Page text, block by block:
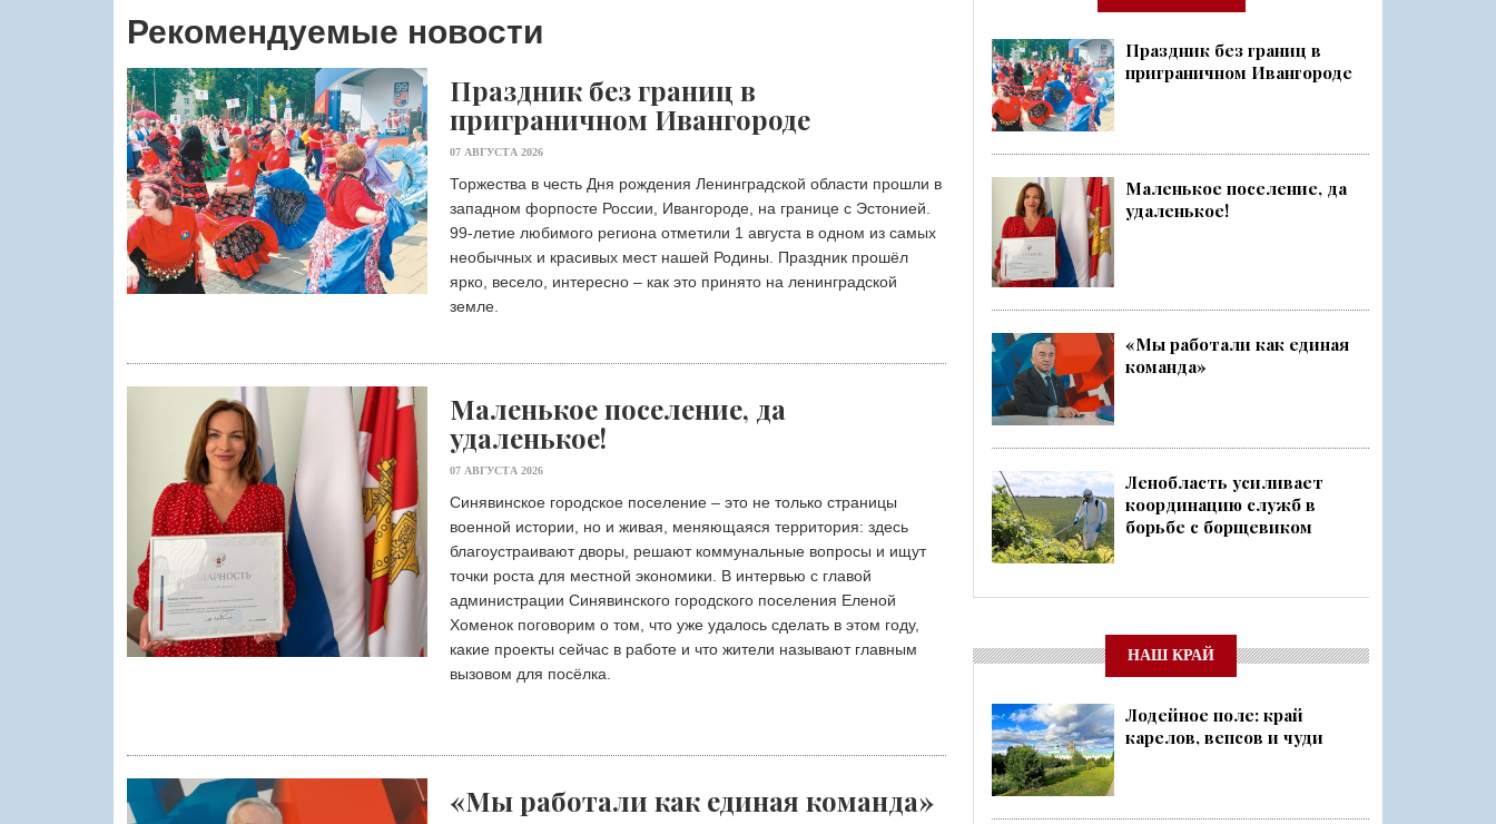
Рекомендуемые новости
Праздник без границ в
приграничном Ивангороде
07 АВГУСТА 2026
Торжества в честь Дня рождения Ленинградской области прошли в
западном форпосте России, Ивангороде, на границе с Эстонией.
99-летие любимого региона отметили 1 августа в одном из самых
необычных и красивых мест нашей Родины. Праздник прошёл
ярко, весело, интересно – как это принято на ленинградской
земле.
Маленькое поселение, да
удаленькое!
07 АВГУСТА 2026
Синявинское городское поселение – это не только страницы
военной истории, но и живая, меняющаяся территория: здесь
благоустраивают дворы, решают коммунальные вопросы и ищут
точки роста для местной экономики. В интервью с главой
администрации Синявинского городского поселения Еленой
Хоменок поговорим о том, что уже удалось сделать в этом году,
какие проекты сейчас в работе и что жители называют главным
вызовом для посёлка.
«Мы работали как единая команда»
Праздник без границ в
приграничном Ивангороде
Маленькое поселение, да
удаленькое!
«Мы работали как единая
команда»
Ленобласть усиливает
координацию служб в
борьбе с борщевиком
НАШ КРАЙ
Лодейное поле: край
карелов, вепсов и чуди